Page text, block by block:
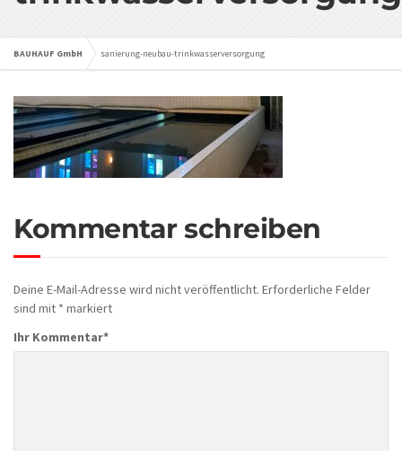
BAUHAUF GmbH sanierung-neubau-trinkwasserversorgung
Kommentar schreiben
Deine E-Mail-Adresse wird nicht veröffentlicht. Erforderliche Felder
sind mit * markiert
Ihr Kommentar*